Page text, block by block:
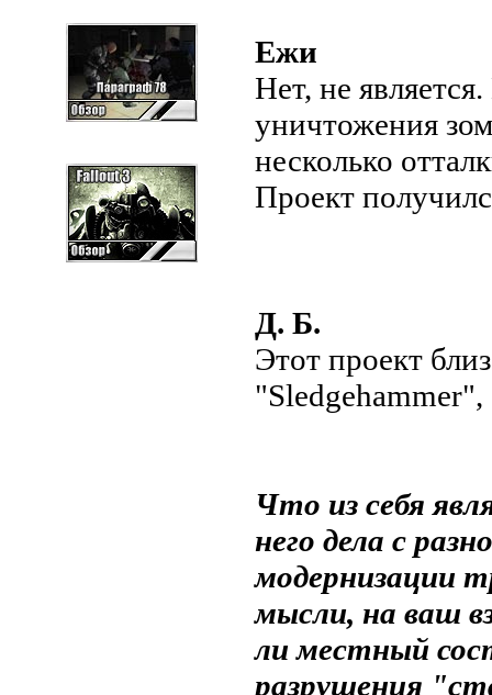
Ежи
Нет, не
уничтожения
несколько
Проект
Д. Б.
Этот проект
Что из себя
него дела с
модернизации
мысли, на ваш
ли местный
разрушения